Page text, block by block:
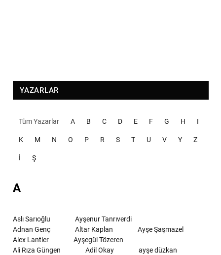
YAZARLAR
Tüm Yazarlar A B C D E F G H I
K M N O P R S T U V Y Z
İ Ş
A
Aslı Sarıoğlu
Ayşenur Tanrıverdi
Adnan Genç
Altar Kaplan
Ayşe Şaşmazel
Alex Lantier
Ayşegül Tözeren
Ali Rıza Güngen
Adil Okay
ayşe düzkan